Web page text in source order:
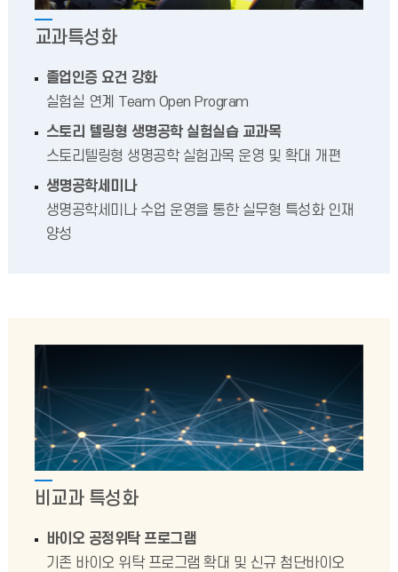
교과특성화
졸업인증 요건 강화
실험실 연계 Team Open Program
스토리 텔링형 생명공학 실험실습 교과목
스토리텔링형 생명공학 실험과목 운영 및 확대 개편
생명공학세미나
생명공학세미나 수업 운영을 통한 실무형 특성화 인재
양성
비교과 특성화
바이오 공정위탁 프로그램
기존 바이오 위탁 프로그램 확대 및 신규 첨단바이오